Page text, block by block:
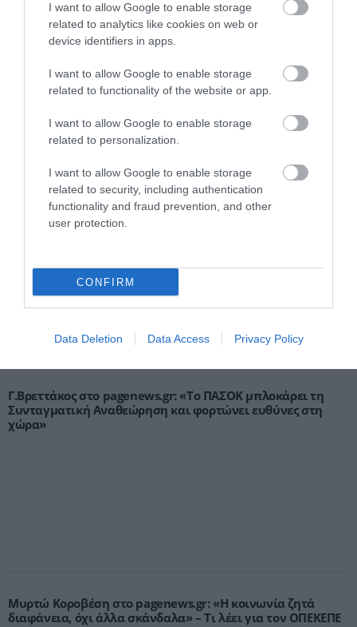
I want to allow Google to enable storage
related to analytics like cookies on web or
device identifiers in apps.
I want to allow Google to enable storage
related to functionality of the website or app.
I want to allow Google to enable storage
related to personalization.
I want to allow Google to enable storage
related to security, including authentication
functionality and fraud prevention, and other
user protection.
CONFIRM
Data Deletion Data Access Privacy Policy
Σίντνεϊ Σουίνι: «Καυτές» πόζες με στρινγκ
και ζαρτιέρες – Κόλαση… [pics]
ΙΩΑΝΝΑ ΚΑΡΑ
PODCASTS
Μπαλατσούκας pagenews.gr:«Η κυβέρνηση θυμάται τους
πυροσβέστες όταν τους λέει ήρωες–όχι όταν ζητούν
Γ.Βρεττάκος στο pagenews.gr: «Το ΠΑΣΟΚ μπλοκάρει τη
Συνταγματική Αναθεώρηση και φορτώνει ευθύνες στη
χώρα»
Μυρτώ Κοροβέση στο pagenews.gr: «Η κοινωνία ζητά
διαφάνεια, όχι άλλα σκάνδαλα» – Τι λέει για τον ΟΠΕΚΕΠΕ